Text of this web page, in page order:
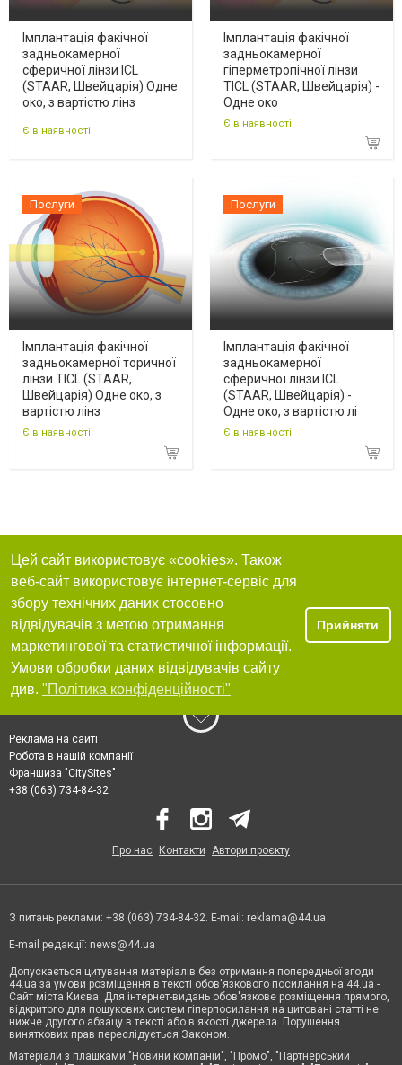
Імплантація факічної
задньокамерної
сферичної лінзи ICL
(STAAR, Швейцарія) Одне
око, з вартістю лінз
Є в наявності
Імплантація факічної
задньокамерної
гіперметропічної лінзи
TICL (STAAR, Швейцарія) -
Одне око
Є в наявності
Послуги
Імплантація факічної
задньокамерної торичної
лінзи TICL (STAAR,
Швейцарія) Одне око, з
вартістю лінз
Є в наявності
Послуги
Імплантація факічної
задньокамерної
сферичної лінзи ICL
(STAAR, Швейцарія) -
Одне око, з вартістю лі
Є в наявності
Цей сайт використовує «cookies». Також
веб-сайт використовує інтернет-сервіс для
збору технічних даних стосовно
відвідувачів з метою отримання
маркетингової та статистичної інформації.
Умови обробки даних відвідувачів сайту
див. "Політика конфіденційності"
Прийняти
Реклама на сайті
Робота в нашій компанії
Франшиза "CitySites"
+38 (063) 734-84-32
Про нас Контакти Автори проєкту
З питань реклами: +38 (063) 734-84-32. E-mail: reklama@44.ua
E-mail редакції: news@44.ua
Допускається цитування матеріалів без отримання попередньої згоди
44.ua за умови розміщення в тексті обов'язкового посилання на 44.ua -
Сайт міста Києва. Для інтернет-видань обов'язкове розміщення прямого,
відкритого для пошукових систем гіперпосилання на цитовані статті не
нижче другого абзацу в тексті або в якості джерела. Порушення
виняткових прав переслідується Законом.
Матеріали з плашками "Новини компаній", "Промо", "Партнерський